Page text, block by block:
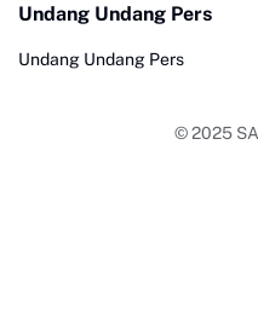
Undang Undang Pers
Undang Undang Pers
© 2025